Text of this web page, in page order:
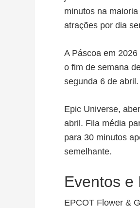
minutos na
atrações por dia
A Páscoa em
o fim de semana
segunda 6 de
Epic Universe,
abril. Fila média
para 30 minutos
semelhante.
Eventos e
EPCOT Flower &